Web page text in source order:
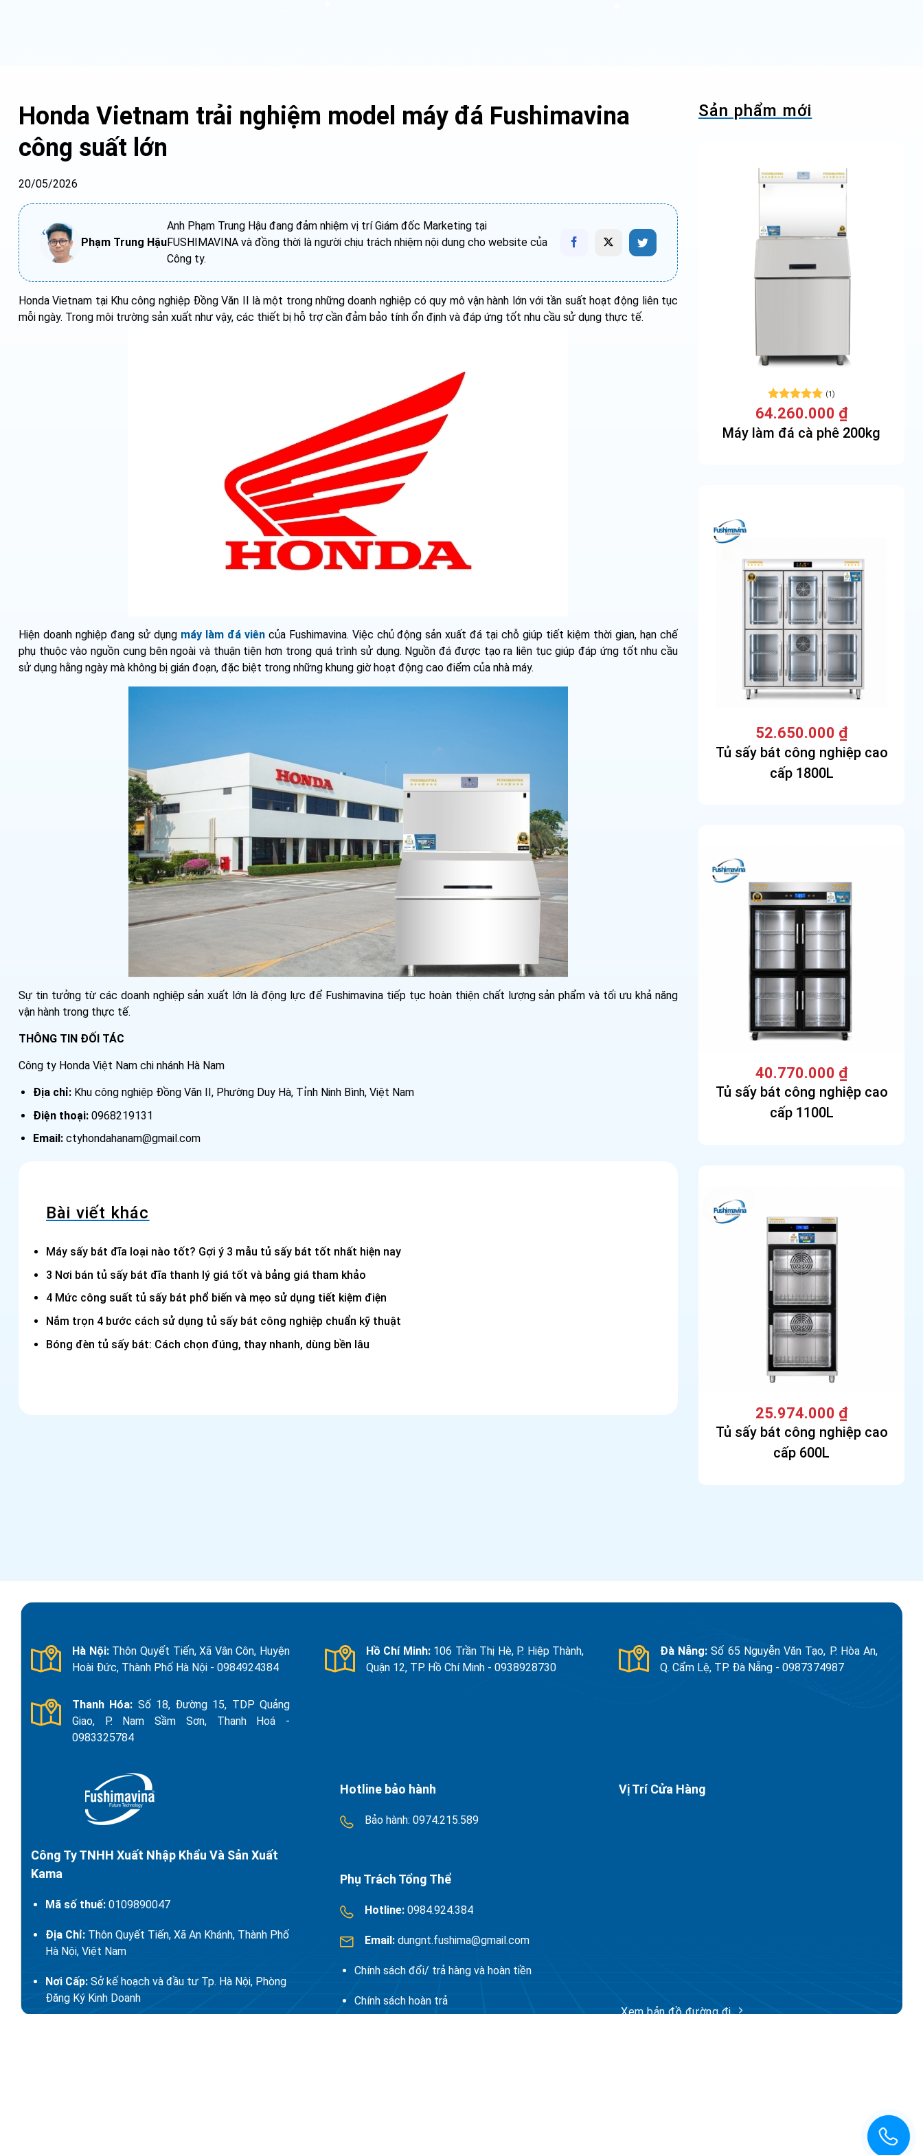
Honda Vietnam trải nghiệm model máy đá Fushimavina
công suất lớn
20/05/2026
Phạm Trung Hậu
Anh Phạm Trung Hậu đang đảm nhiệm vị trí Giám đốc Marketing tại
FUSHIMAVINA và đồng thời là người chịu trách nhiệm nội dung cho website của
Công ty.
Honda Vietnam tại Khu công nghiệp Đồng Văn II là một trong những doanh nghiệp có quy mô vận hành lớn với tần suất hoạt động liên tục
mỗi ngày. Trong môi trường sản xuất như vậy, các thiết bị hỗ trợ cần đảm bảo tính ổn định và đáp ứng tốt nhu cầu sử dụng thực tế.
Hiện doanh nghiệp đang sử dụng máy làm đá viêncủa Fushimavina. Việc chủ động sản xuất đá tại chỗ giúp tiết kiệm thời gian, hạn chế
phụ thuộc vào nguồn cung bên ngoài và thuận tiện hơn trong quá trình sử dụng. Nguồn đá được tạo ra liên tục giúp đáp ứng tốt nhu cầu
sử dụng hằng ngày mà không bị gián đoạn, đặc biệt trong những khung giờ hoạt động cao điểm của nhà máy.
Sự tin tưởng từ các doanh nghiệp sản xuất lớn là động lực để Fushimavina tiếp tục hoàn thiện chất lượng sản phẩm và tối ưu khả năng
vận hành trong thực tế.
THÔNG TIN ĐỐI TÁC
Công ty Honda Việt Nam chi nhánh Hà Nam
Địa chỉ:Khu công nghiệp Đồng Văn II, Phường Duy Hà, Tỉnh Ninh Bình, Việt Nam
Điện thoại:0968219131
Email:ctyhondahanam@gmail.com
Bài viết khác
Máy sấy bát đĩa loại nào tốt? Gợi ý 3 mẫu tủ sấy bát tốt nhất hiện nay
3 Nơi bán tủ sấy bát đĩa thanh lý giá tốt và bảng giá tham khảo
4 Mức công suất tủ sấy bát phổ biến và mẹo sử dụng tiết kiệm điện
Nắm trọn 4 bước cách sử dụng tủ sấy bát công nghiệp chuẩn kỹ thuật
Bóng đèn tủ sấy bát: Cách chọn đúng, thay nhanh, dùng bền lâu
Sản phẩm mới
Máy làm đá cà phê 200kg
Được xếp
hạng55
sao
(1)
64.260.000 ₫
Tủ sấy bát công nghiệp cao
cấp 1800L
52.650.000 ₫
Tủ sấy bát công nghiệp cao
cấp 1100L
40.770.000 ₫
Tủ sấy bát công nghiệp cao
cấp 600L
25.974.000 ₫
Hà Nội:Thôn Quyết Tiến, Xã Vân Côn, Huyện
Hoài Đức, Thành Phố Hà Nội - 0984924384
Hồ Chí Minh:106 Trần Thị Hè, P. Hiệp Thành,
Quận 12, TP. Hồ Chí Minh - 0938928730
Đà Nẵng: Số 65 Nguyễn Văn Tạo, P. Hòa An,
Q. Cẩm Lệ, TP. Đà Nẵng - 0987374987
Thanh Hóa: Số 18, Đường 15, TDP Quảng
Giao, P. Nam Sầm Sơn, Thanh Hoá -
0983325784
Công Ty TNHH Xuất Nhập Khẩu Và Sản Xuất
Kama
Mã số thuế:0109890047
Địa Chỉ:Thôn Quyết Tiến, Xã An Khánh, Thành Phố
Hà Nội, Việt Nam
Nơi Cấp:Sở kế hoạch và đầu tư Tp. Hà Nội, Phòng
Đăng Ký Kinh Doanh
Hotline bảo hành
Bảo hành: 0974.215.589
Phụ Trách Tổng Thể
Hotline: 0984.924.384
Email: dungnt.fushima@gmail.com
Chính sách đổi/ trả hàng và hoàn tiền
Chính sách hoàn trả
Vị Trí Cửa Hàng
Xem bản đồ đường đi